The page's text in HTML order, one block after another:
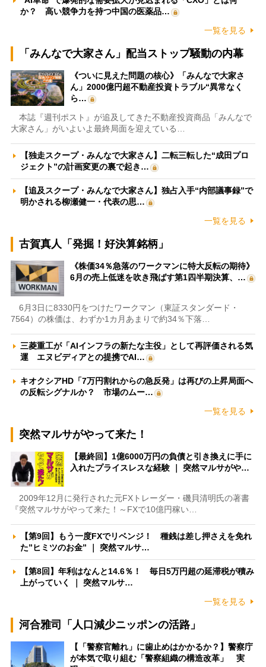
か？ 高い競争力を持つ中国の医薬品…
一覧を見る
「みんなで大家さん」配当ストップ騒動の内幕
《ついに見えた問題の核心》「みんなで大家さ
ん」2000億円超不動産投資トラブル“異常なく
ら…
本誌『週刊ポスト』が追及してきた不動産投資商品「みんなで
大家さん」がいよいよ最終局面を迎えている…
【独走スクープ・みんなで大家さん】二転三転した“成田プロ
ジェクト”の計画変更の裏で起き…
【追及スクープ・みんなで大家さん】独占入手“内部議事録”で
明かされる柳瀬健一・代表の思…
一覧を見る
古賀真人「発掘！好決算銘柄」
《株価34％急落のワークマンに特大反転の期待》
6月の売上低迷を吹き飛ばす第1四半期決算、…
6月3日に8330円をつけたワークマン（東証スタンダード・
7564）の株価は、わずか1カ月あまりで約34％下落…
三菱重工が「AIインフラの新たな主役」として再評価される気
運 エヌビディアとの提携でAI…
キオクシアHD「7万円割れからの急反発」は再びの上昇局面へ
の反転シグナルか？ 市場のムー…
一覧を見る
突然マルサがやって来た！
【最終回】1億6000万円の負債と引き換えに手に
入れたプライスレスな経験 ｜ 突然マルサがや…
2009年12月に発行された元FXトレーダー・磯貝清明氏の著書
『突然マルサがやって来た！～FXで10億円稼い…
【第9回】もう一度FXでリベンジ！ 種銭は差し押さえを免れ
た”ヒミツのお金” ｜ 突然マルサ…
【第8回】年利はなんと14.6％！ 毎日5万円超の延滞税が積み
上がっていく ｜ 突然マルサ…
一覧を見る
河合雅司「人口減少ニッポンの活路」
【「警察官離れ」に歯止めはかかるか？】警察庁
が本気で取り組む「警察組織の構造改革」 実